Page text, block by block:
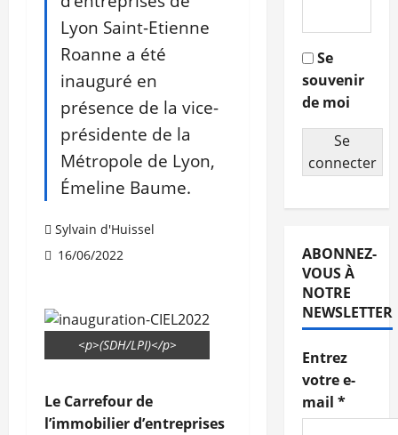
Lyon Saint-Etienne
Roanne a été
inauguré en
présence de la vice-
présidente de la
Métropole de Lyon,
Émeline Baume.
Sylvain d'Huissel
16/06/2022
<p>(SDH/LPI)</p>
Le Carrefour de
l’immobilier d’entreprises
Se
souvenir
de moi
Se
connecter
ABONNEZ-
VOUS À
NOTRE
NEWSLETTER
Entrez
votre e-
mail *